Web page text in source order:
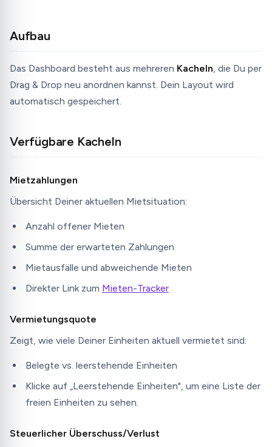
Aufbau
Das Dashboard besteht aus mehreren Kacheln, die Du per
Drag & Drop neu anordnen kannst. Dein Layout wird
automatisch gespeichert.
Verfügbare Kacheln
Mietzahlungen
Übersicht Deiner aktuellen Mietsituation:
Anzahl offener Mieten
Summe der erwarteten Zahlungen
Mietausfälle und abweichende Mieten
Direkter Link zum Mieten-Tracker
Vermietungsquote
Zeigt, wie viele Deiner Einheiten aktuell vermietet sind:
Belegte vs. leerstehende Einheiten
Klicke auf „Leerstehende Einheiten", um eine Liste der
freien Einheiten zu sehen.
Steuerlicher Überschuss/Verlust